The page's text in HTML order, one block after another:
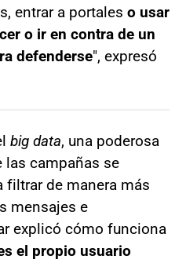
entrar a portales o usar
o ir en contra de un
defenderse", expresó
big data, una poderosa
las campañas se
filtrar de manera más
mensajes e
explicó cómo funciona
el propio usuario